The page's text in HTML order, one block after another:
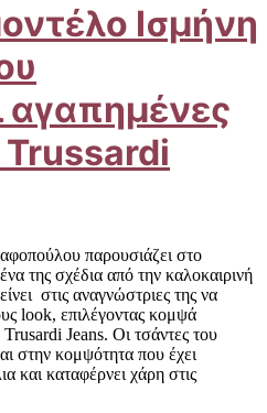
Ισμήνη
αγαπημένες
Trussardi
παρουσιάζει στο
της σχέδια από την καλοκαιρινή
στις αναγνώστριες της να
look, επιλέγοντας κομψά
Jeans. Οι τσάντες του
στην κομψότητα που έχει
και καταφέρνει χάρη στις